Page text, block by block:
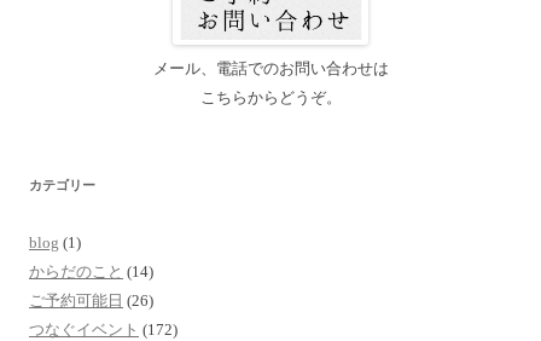
メール、電話でのお問い合わせは
こちらからどうぞ。
カテゴリー
blog (1)
からだのこと (14)
ご予約可能日 (26)
つなぐイベント (172)